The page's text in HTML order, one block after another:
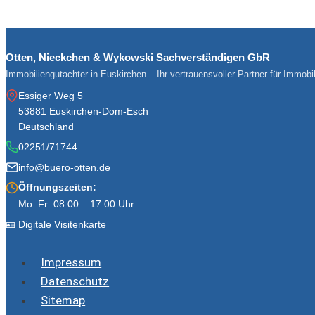
Otten, Nieckchen & Wykowski Sachverständigen GbR
Immobiliengutachter in Euskirchen – Ihr vertrauensvoller Partner für
Essiger Weg 5
53881 Euskirchen-Dom-Esch
Deutschland
02251/71744
info@buero-otten.de
Öffnungszeiten:
Mo–Fr: 08:00 – 17:00 Uhr
🪪 Digitale Visitenkarte
Impressum
Datenschutz
Sitemap